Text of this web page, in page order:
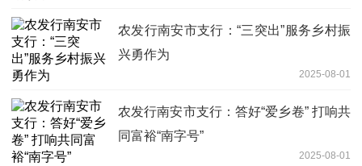
农发行南安市支行：“三突出”服务乡村振
兴勇作为
2025-08-01
农发行南安市支行：答好“爱乡卷” 打响共
同富裕“南字号”
2025-08-01